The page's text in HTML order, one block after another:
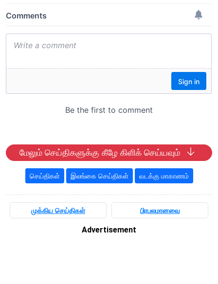
மேலும் செய்திகளுக்கு கீழே கிளிக் செய்யவும்
செய்திகள் இலங்கை செய்திகள் வடக்கு மாகாணம்
முக்கிய செய்திகள் பிரபலமானவை
Advertisement